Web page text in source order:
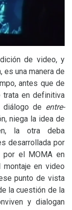
de video, y
una manera de
antes que de
trata en definitiva
de entre-
niega la idea de
la otra deba
desarrollada por
por el MOMA en
en video
punto de vista
la cuestión de la
y dialogan